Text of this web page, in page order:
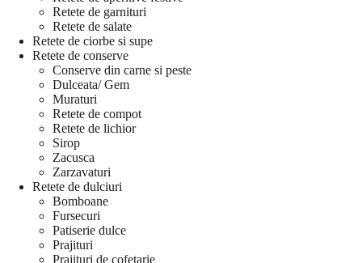
Retete de garnituri
Retete de salate
Retete de ciorbe si supe
Retete de conserve
Conserve din carne si peste
Dulceata/ Gem
Muraturi
Retete de compot
Retete de lichior
Sirop
Zacusca
Zarzavaturi
Retete de dulciuri
Bomboane
Fursecuri
Patiserie dulce
Prajituri
Prajituri de cofetarie